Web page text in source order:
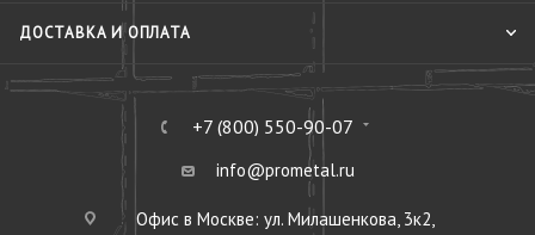
ДОСТАВКА И ОПЛАТА
+7 (800) 550-90-07
info@prometal.ru
Офис в Москве: ул. Милашенкова, 3к2,